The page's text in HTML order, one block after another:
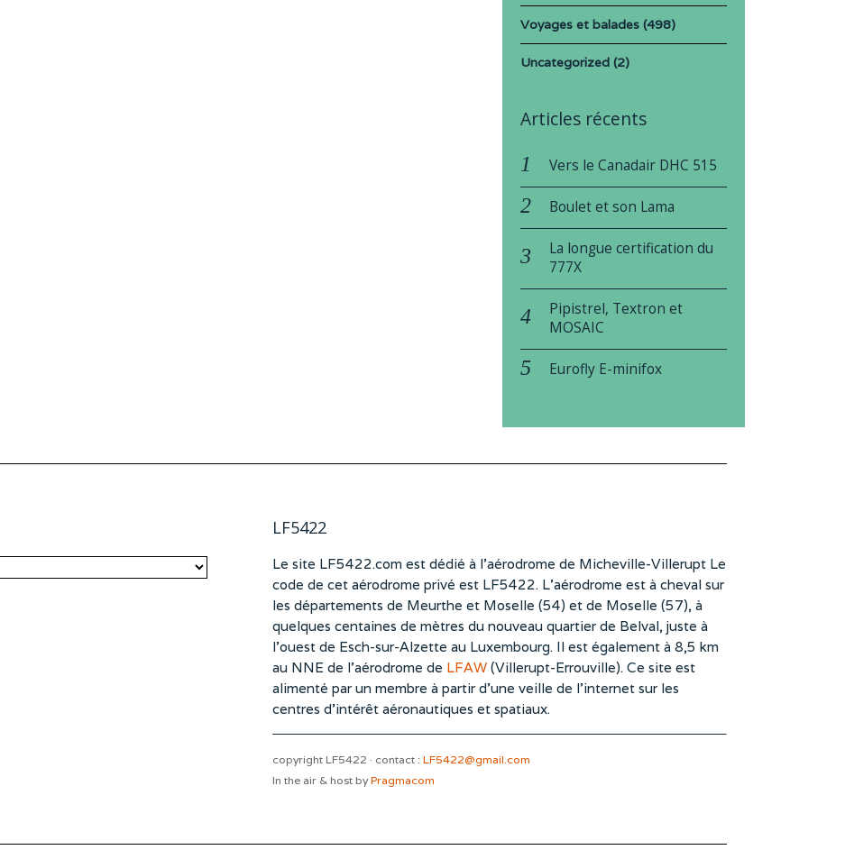
Voyages et balades(498)
Uncategorized(2)
Articles récents
Vers le Canadair DHC 515
Boulet et son Lama
La longue certification du
777X
Pipistrel, Textron et
MOSAIC
Eurofly E-minifox
LF5422
Le site LF5422.com est dédié à l’aérodrome de Micheville-Villerupt Le
code de cet aérodrome privé est LF5422. L’aérodrome est à cheval sur
les départements de Meurthe et Moselle (54) et de Moselle (57), à
quelques centaines de mètres du nouveau quartier de Belval, juste à
l’ouest de Esch-sur-Alzette au Luxembourg. Il est également à 8,5 km
au NNE de l’aérodrome de LFAW(Villerupt-Errouville). Ce site est
alimenté par un membre à partir d’une veille de l’internet sur les
centres d’intérêt aéronautiques et spatiaux.
copyright LF5422 · contact : LF5422@gmail.com
In the air & host byPragmacom